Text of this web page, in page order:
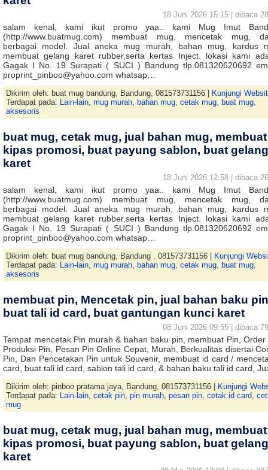
18 Juni 2026 15:15 | dibaca
salam kenal, kami ikut promo yaa.. kami Mug Imut
(http://www.buatmug.com) membuat mug, mencetak mug,
berbagai model. Jual aneka mug murah, bahan mug, kardus
membuat gelang karet rubber,serta kertas Inject. lokasi kami
Gagak I No. 19 Surapati ( SUCI ) Bandung tlp.081320620692
proprint_pinboo@yahoo.com whatsap…
Dikirim oleh: buat mug bandung, Bandung, 081573731156 |
Kunjungi
Terdapat pada: Lain-lain, mug murah, bahan mug, cetak mug, buat mug,
aksesoris
buat mug, cetak mug, jual bahan mug, membuat
kipas promosi, buat payung sablon, buat gelang
karet
18 Juni 2026 12:58 | dibaca
salam kenal, kami ikut promo yaa.. kami Mug Imut
(http://www.buatmug.com) membuat mug, mencetak mug,
berbagai model. Jual aneka mug murah, bahan mug, kardus
membuat gelang karet rubber,serta kertas Inject. lokasi kami
Gagak I No. 19 Surapati ( SUCI ) Bandung tlp.081320620692
proprint_pinboo@yahoo.com whatsap…
Dikirim oleh: buat mug bandung, Bandung , 081573731156 |
Kunjungi
Terdapat pada: Lain-lain, mug murah, bahan mug, cetak mug, buat mug,
aksesoris
membuat pin, Mencetak pin, jual bahan baku
buat tali id card, buat gantungan kunci karet
08 Juni 2026 09:55 | dibaca
Tempat mencetak Pin murah & bahan baku pin, membuat Pin, Order
Produksi Pin, Pesan Pin Online Cepat, Murah, Berkualitas disertai
Pin, Dan Pencetakan Pin untuk Souvenir, membuat id card /
card, buat tali id card, sablon tali id card, & bahan baku tali id card,
Dikirim oleh: pinboo pratama jaya, Bandung, 081573731156 |
Kunjungi
Terdapat pada: Lain-lain, cetak pin, pin murah, pesan pin, cetak id card,
mug
buat mug, cetak mug, jual bahan mug, membuat
kipas promosi, buat payung sablon, buat gelang
karet